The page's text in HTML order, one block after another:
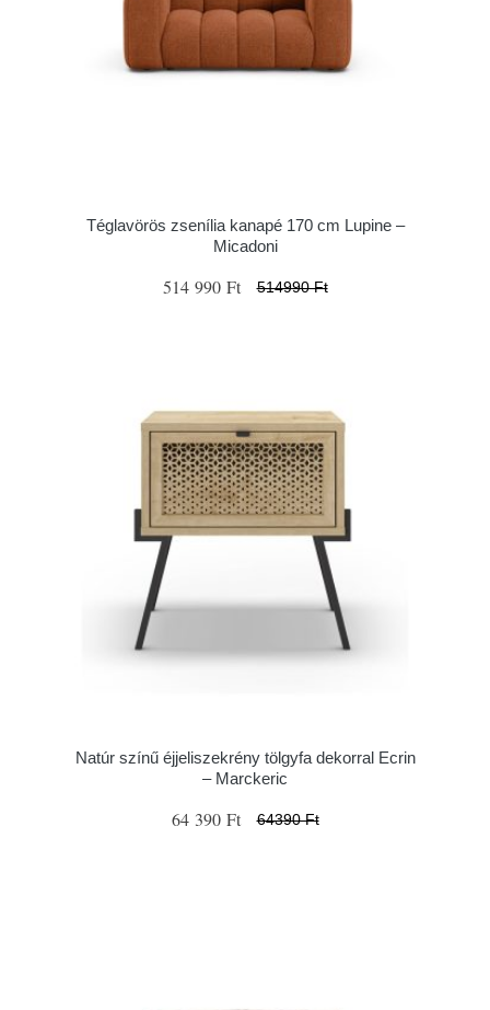
Téglavörös zsenília kanapé 170 cm Lupine –
Micadoni
514 990 Ft 514990 Ft
Natúr színű éjjeliszekrény tölgyfa dekorral Ecrin
– Marckeric
64 390 Ft 64390 Ft